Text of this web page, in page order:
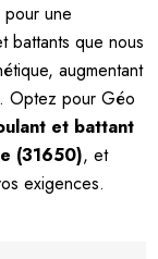
une
battants que nous
augmentant
Optez pour Géo
et battant
(31650), et
exigences.